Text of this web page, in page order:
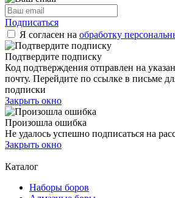
Подписаться
Я согласен на обработку
Подтвердите подписку
Код подтверждения отправлен на
почту. Перейдите по ссылке в письме
подписки
Закрыть окно
Произошла ошибка
Не удалось успешно подписаться на
Закрыть окно
Каталог
Наборы боров